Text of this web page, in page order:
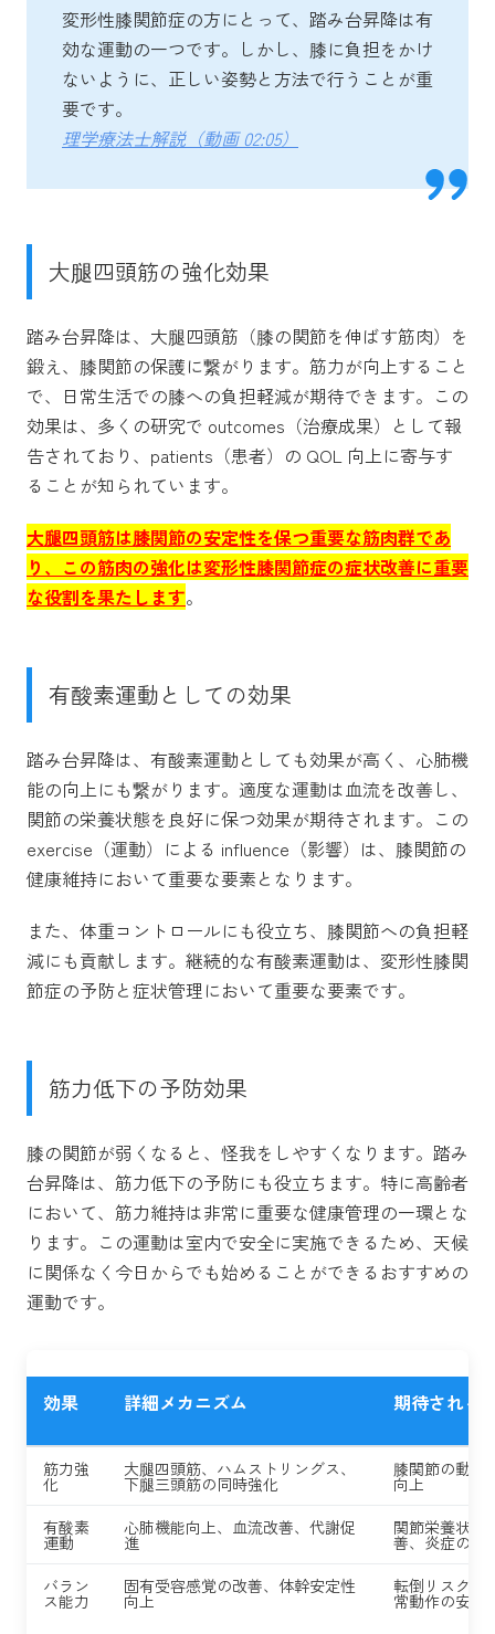
変形性膝関節症の方にとって、踏み台昇降は有
効な運動の一つです。しかし、膝に負担をかけ
ないように、正しい姿勢と方法で行うことが重
要です。
理学療法士解説（動画 02:05）
大腿四頭筋の強化効果
踏み台昇降は、大腿四頭筋（膝の関節を伸ばす筋肉）を
鍛え、膝関節の保護に繋がります。筋力が向上すること
で、日常生活での膝への負担軽減が期待できます。この
効果は、多くの研究で outcomes（治療成果）として報
告されており、patients（患者）の QOL 向上に寄与す
ることが知られています。
大腿四頭筋は膝関節の安定性を保つ重要な筋肉群であ
り、この筋肉の強化は変形性膝関節症の症状改善に重要
な役割を果たします。
有酸素運動としての効果
踏み台昇降は、有酸素運動としても効果が高く、心肺機
能の向上にも繋がります。適度な運動は血流を改善し、
関節の栄養状態を良好に保つ効果が期待されます。この
exercise（運動）による influence（影響）は、膝関節の
健康維持において重要な要素となります。
また、体重コントロールにも役立ち、膝関節への負担軽
減にも貢献します。継続的な有酸素運動は、変形性膝関
節症の予防と症状管理において重要な要素です。
筋力低下の予防効果
膝の関節が弱くなると、怪我をしやすくなります。踏み
台昇降は、筋力低下の予防にも役立ちます。特に高齢者
において、筋力維持は非常に重要な健康管理の一環とな
ります。この運動は室内で安全に実施できるため、天候
に関係なく今日からでも始めることができるおすすめの
運動です。
効果 詳細メカニズム 期待される
筋力強
化
大腿四頭筋、ハムストリングス、
下腿三頭筋の同時強化
膝関節の動的
向上
有酸素
運動
心肺機能向上、血流改善、代謝促
進
関節栄養状態
善、炎症の軽
バラン
ス能力
固有受容感覚の改善、体幹安定性
向上
転倒リスク軽
常動作の安定